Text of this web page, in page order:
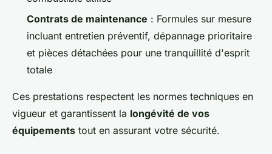
Contrats de maintenance : Formules sur mesure
incluant entretien préventif, dépannage prioritaire
et pièces détachées pour une tranquillité d'esprit
totale
Ces prestations respectent les normes techniques en
vigueur et garantissent la longévité de vos
équipements tout en assurant votre sécurité.